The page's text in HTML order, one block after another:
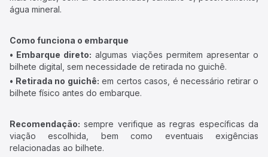
água mineral.
Como funciona o embarque
• Embarque direto: algumas viações permitem apresentar o
bilhete digital, sem necessidade de retirada no guichê.
• Retirada no guichê: em certos casos, é necessário retirar o
bilhete físico antes do embarque.
Recomendação: sempre verifique as regras específicas da
viação escolhida, bem como eventuais exigências
relacionadas ao bilhete.